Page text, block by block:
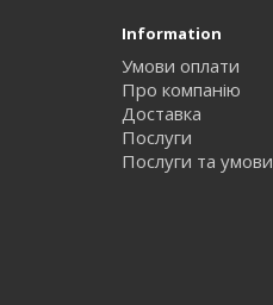
Information
Умови оплати
Про компанію
Доставка
Послуги
Послуги та умови